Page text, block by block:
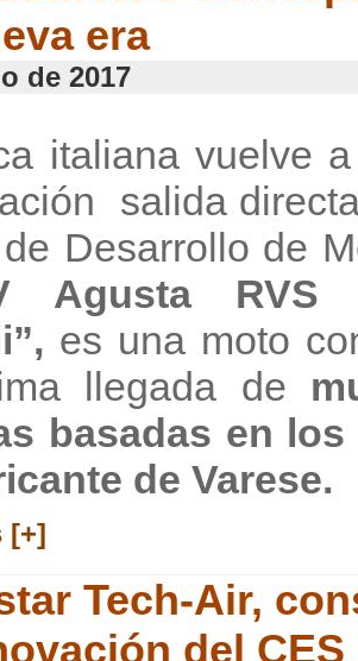
era
de 2017
italiana vuelve
salida
Desarrollo de
Agusta RVS
es una moto
llegada de
basadas en
de Varese.
[+]
Tech-Air,
del CES